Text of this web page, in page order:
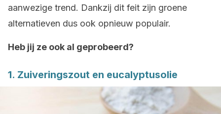
aanwezige trend. Dankzij dit feit zijn groene
alternatieven dus ook opnieuw populair.
Heb jij ze ook al geprobeerd?
1. Zuiveringszout en eucalyptusolie